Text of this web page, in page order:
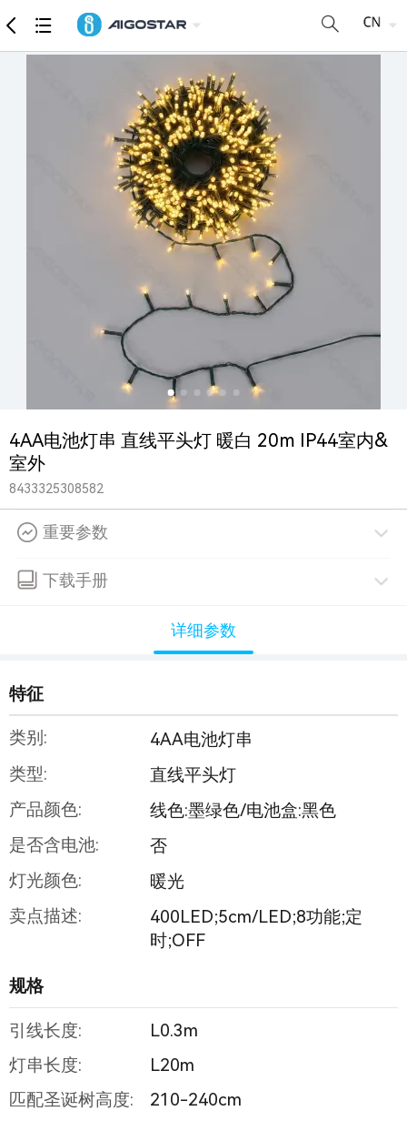
商品 详细参数 推荐
4AA电池灯串 直线平头灯 暖白 20m IP44室内&
室外
8433325308582
重要参数
下载手册
详细参数
特征
类别:
4AA电池灯串
类型:
直线平头灯
产品颜色:
线色:墨绿色/电池盒:黑色
是否含电池:
否
灯光颜色:
暖光
卖点描述:
400LED;5cm/LED;8功能;定
时;OFF
规格
引线长度:
L0.3m
灯串长度:
L20m
匹配圣诞树高度:
210-240cm